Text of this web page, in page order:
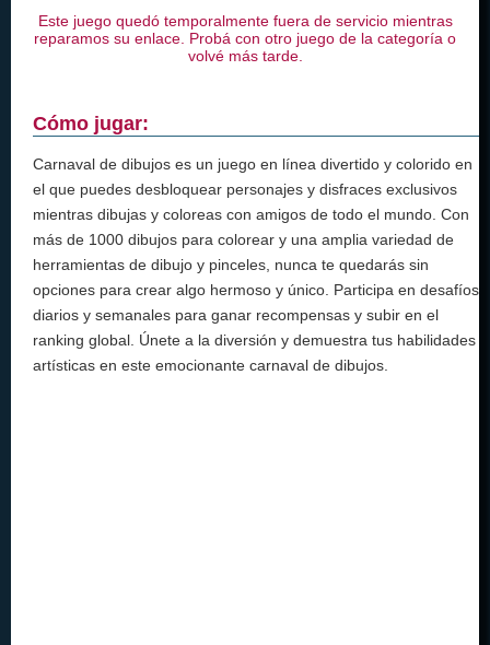
Este juego quedó temporalmente fuera de servicio mientras
reparamos su enlace. Probá con otro juego de la categoría o
volvé más tarde.
Cómo jugar:
Carnaval de dibujos es un juego en línea divertido y colorido en
el que puedes desbloquear personajes y disfraces exclusivos
mientras dibujas y coloreas con amigos de todo el mundo. Con
más de 1000 dibujos para colorear y una amplia variedad de
herramientas de dibujo y pinceles, nunca te quedarás sin
opciones para crear algo hermoso y único. Participa en desafíos
diarios y semanales para ganar recompensas y subir en el
ranking global. Únete a la diversión y demuestra tus habilidades
artísticas en este emocionante carnaval de dibujos.